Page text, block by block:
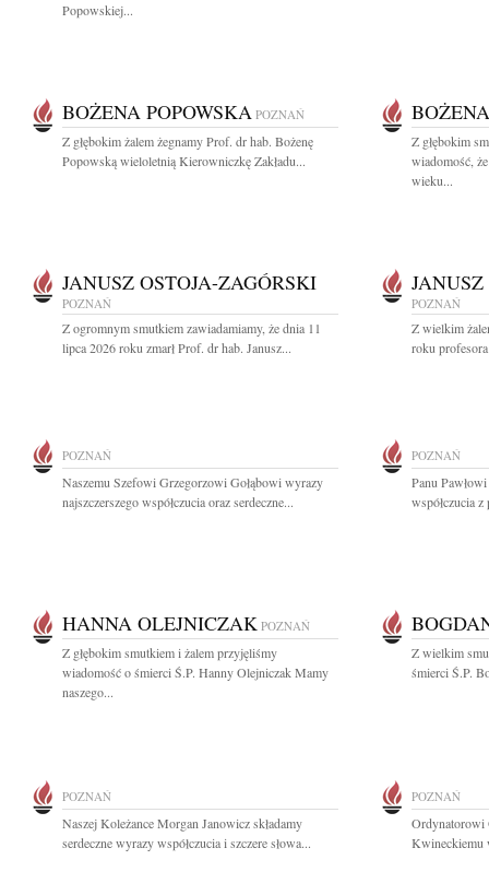
Popowskiej...
BOŻENA POPOWSKA POZNAŃ
Z głębokim żalem żegnamy Prof. dr hab. Bożenę
Popowską wieloletnią Kierowniczkę Zakładu...
Z głębokim
wiadomość,
wieku...
JANUSZ OSTOJA-ZAGÓRSKI
POZNAŃ
Z ogromnym smutkiem zawiadamiamy, że dnia 11
lipca 2026 roku zmarł Prof. dr hab. Janusz...
POZNAŃ
Z wielkim
roku
POZNAŃ
Naszemu Szefowi Grzegorzowi Gołąbowi wyrazy
najszczerszego współczucia oraz serdeczne...
POZNAŃ
Panu
współczucia
HANNA OLEJNICZAK POZNAŃ
Z głębokim smutkiem i żalem przyjęliśmy
wiadomość o śmierci Ś.P. Hanny Olejniczak Mamy
naszego...
Z wielkim
śmierci Ś.P.
POZNAŃ
Naszej Koleżance Morgan Janowicz składamy
serdeczne wyrazy współczucia i szczere słowa...
POZNAŃ
Ordynatorowi
Kwineckiemu